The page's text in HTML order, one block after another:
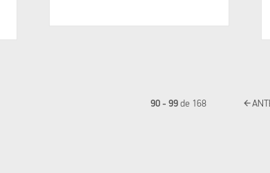
90 - 99de 168 arrow_back